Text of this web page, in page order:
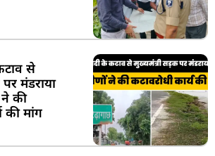
से
मंडराया
ने की
की मांग